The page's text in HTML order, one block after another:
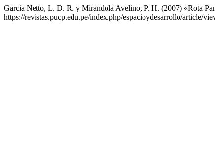
Garcia Netto, L. D. R. y Mirandola Avelino, P. H. (2007) «Rota
https://revistas.pucp.edu.pe/index.php/espacioydesarrollo/article/